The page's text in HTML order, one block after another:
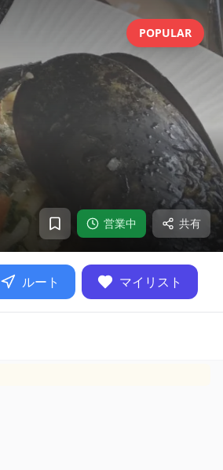
POPULAR
営業中 共有
ルート マイリスト